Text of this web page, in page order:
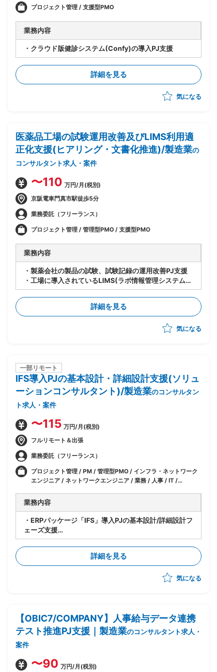
プロジェクト管理 / 支援型PMO
業務内容
・クラウド版健診システム(Confy)の導入PJ支援
詳細を見る
気になる
医薬品工場の試験運用改善及びLIMS利用適
正化支援(ヒアリング・文書化推進)/製造業の
コンサルタント求人・案件
〜110 万円/月(税別)
京阪電車門真市駅徒歩5分
業務委託（フリーランス）
プロジェクト管理 / 管理型PMO / 支援型PMO
業務内容
・製薬会社の製品の試験、試験記録の運用改善PJ支援
・工場に導入されているLIMS(ラボ情報管理システム)
の適切な利用及びデータインテグリティ(DI)担保に向け
た支援
・工場の試験担当への運用ヒアリング、試験関連文書の
確認/文書化
・信頼性保証部門の品質保証担当と対策を検討し改善活
詳細を見る
気になる
一部リモート
IFS導入PJの基本設計・詳細設計支援(ソリュ
ーションコンサルタント)/製造業のコンサルタン
ト求人・案件
〜115 万円/月(税別)
フルリモート＆出張
業務委託（フリーランス）
プロジェクト管理 / PM / 管理型PMO / インフラ・ネットワーク
エンジニア / ネットワークエンジニア / 業務 / 人事 / IT /
業務内容
・ERPパッケージ「IFS」導入PJの基本設計/詳細設計フ
ェーズ支援
・パッケージ標準機能とカスタマイズ機能でそれぞれ実
現する仕様を検討
・NEC社と協働し基本設計/詳細設計を実施
詳細を見る
気になる
【OBIC7/COMPANY】人事給与データ連携
テスト推進PJ支援｜製造業のコンサルタント求人・
案件
〜90 万円/月(税別)